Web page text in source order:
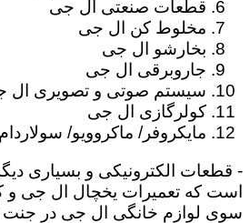
قطعات صنعتی ال جی
مخلوط کن ال جی
بخارشو ال جی
جاروبرقی ال جی
سیستم صوتی و تصویری ال
کولرگازی ال جی
مایکروفر/ ماکروویو/
- قطعات الکترونیکی و بسیاری
است که تعمیرات یخچال ال جی و
سوی لوازم خانگی ال جی در جنت